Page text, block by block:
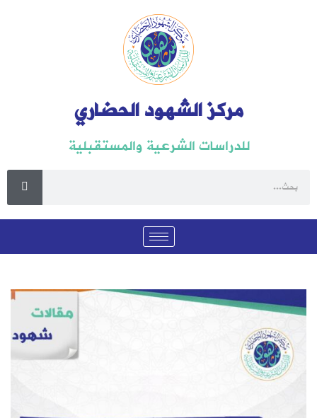
مركز الشهود الحضاري
للدراسات الشرعية والمستقبلية